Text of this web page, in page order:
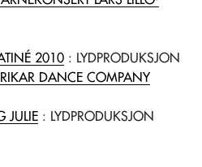
2010 : LYDPRODUKSJON
DANCE COMPANY
JULIE : LYDPRODUKSJON